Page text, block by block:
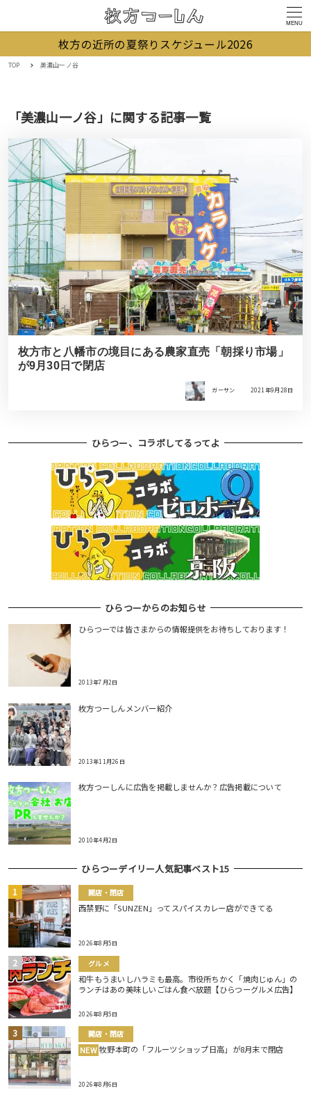
MENU
枚方の近所の夏祭りスケジュール2026
TOP 美濃山一ノ谷
「美濃山一ノ谷」に関する記事一覧
枚方市と八幡市の境目にある農家直売「朝採り市場」
が9月30日で閉店
ガーサン 2021年9月28日
ひらつー、コラボしてるってよ
ひらつーからのお知らせ
ひらつーでは皆さまからの情報提供をお待ちしております！
2013年7月2日
枚方つーしんメンバー紹介
2013年11月26日
枚方つーしんに広告を掲載しませんか？広告掲載について
2010年4月2日
ひらつーデイリー人気記事ベスト15
開店・閉店
西禁野に「SUNZEN」ってスパイスカレー店ができてる
2026年8月5日
グルメ
和牛もうまいしハラミも最高。市役所ちかく「焼肉じゅん」の
ランチはあの美味しいごはん食べ放題【ひらつーグルメ広告】
2026年8月5日
開店・閉店
NEW 牧野本町の「フルーツショップ日高」が8月末で閉店
2026年8月6日